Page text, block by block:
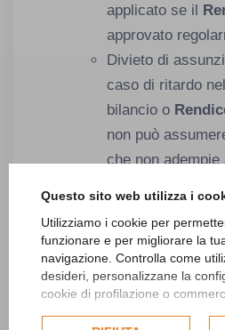
Questo sito web utilizza i
Utilizziamo i cookie per
funzionare e per migliorare la
navigazione. Controlla come
desideri, personalizzane la
cookie di profilazione o
applicato se il
approvato
Divieto di
caso di ritardo
bilancio o
non può
che non
locale, ecc.);
Potere
Governo può